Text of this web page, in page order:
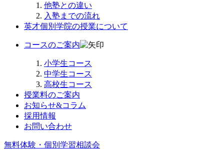
他塾との違い
入塾までの流れ
英才個別学院の授業について
コースのご案内
小学生コース
中学生コース
高校生コース
授業料のご案内
お知らせ&コラム
採用情報
お問い合わせ
無料体験・個別学習相談会